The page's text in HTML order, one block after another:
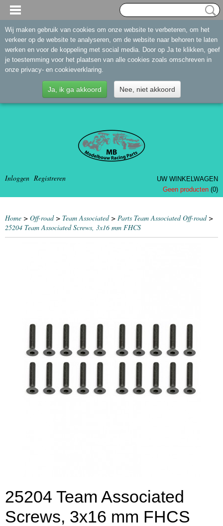
Inloggen Registreren
UW WINKELWAGEN
Geen producten (0)
Home > Off-road> Team Associated> Parts Team Associated Off-road>
25204 Team Associated Screws, 3x16 mm FHCS
25204 Team Associated
Screws, 3x16 mm FHCS
Wij maken gebruik van cookies om onze website te verbeteren, om het
verkeer op de website te analyseren, om de website naar behoren te laten
werken en voor de koppeling met social media. Door op Ja te klikken, geef
je toestemming voor het plaatsen van alle cookies zoals omschreven in
onze privacy- en cookieverklaring.
Ja, ik ga akkoord Nee, niet akkoord